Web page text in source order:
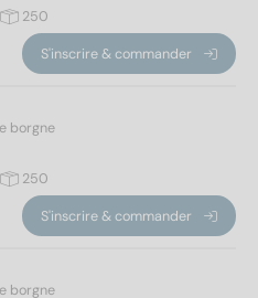
250
S'inscrire & commander
borgne
250
S'inscrire & commander
borgne